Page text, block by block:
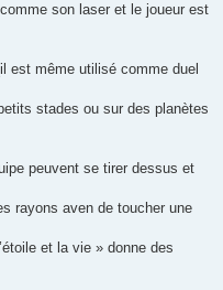
son laser et le joueur est
est même utilisé comme duel
stades ou sur des planètes
peuvent se tirer dessus et
rayons aven de toucher une
et la vie » donne des